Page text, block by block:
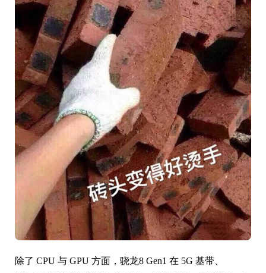
除了 CPU 与 GPU 方面，骁龙8 Gen1 在 5G 基带、